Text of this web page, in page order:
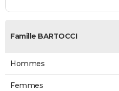
Famille BARTOCCI
Hommes
Femmes